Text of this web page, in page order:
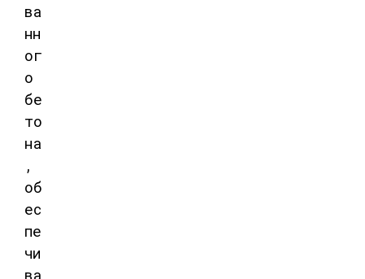
ва
нн
ог
о
бе
то
на
,
об
ес
пе
чи
ва